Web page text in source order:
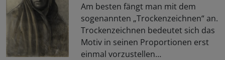
Am besten fängt man mit dem
sogenannten „Trockenzeichnen“ an.
Trockenzeichnen bedeutet sich das
Motiv in seinen Proportionen erst
einmal vorzustellen…